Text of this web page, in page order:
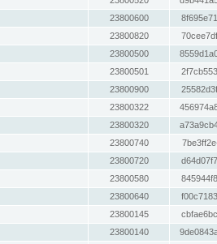
23800600
23800820
23800500
23800501
23800900
23800322
23800320
23800740
23800720
23800580
23800640
23800145
23800140